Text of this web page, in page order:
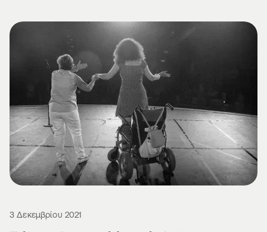
3 Δεκεμβρίου 2021